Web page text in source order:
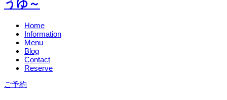
Home
Information
Menu
Blog
Contact
Reserve
ご予約